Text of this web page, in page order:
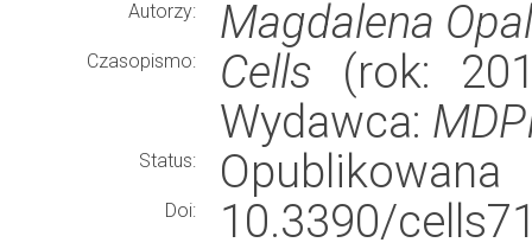
Autorzy: Magdalena
Czasopismo: Cells (rok:
Wydawca:
Status: Opublikowana
Doi:
10.3390/